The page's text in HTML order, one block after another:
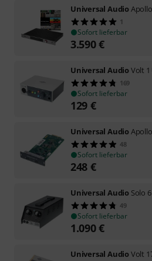
Universal Audio
1
Sofort lieferbar
3.590€
Universal AudioVolt 1
169
Sofort lieferbar
129 €
Universal Audio
48
Sofort lieferbar
248 €
Universal Audio Solo
49
Sofort lieferbar
1.090€
Universal AudioVolt